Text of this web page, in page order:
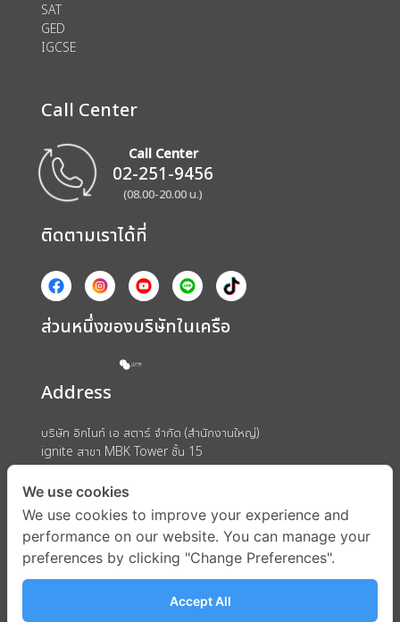
SAT
GED
IGCSE
Call Center
Call Center
02-251-9456
(08.00-20.00 น.)
ติดตามเราได้ที่
ส่วนหนึ่งของบริษัทในเครือ
Address
บริษัท อิกไนท์ เอ สตาร์ จำกัด (สำนักงานใหญ่)
ignite สาขา MBK Tower ชั้น 15
ถนนพญาไท แขวงวังใหม่ เขตปทุมวัน กรุงเทพมหานคร 10330
We use cookies
We use cookies to improve your experience and
performance on our website. You can manage your
preferences by clicking "Change Preferences".
Accept All